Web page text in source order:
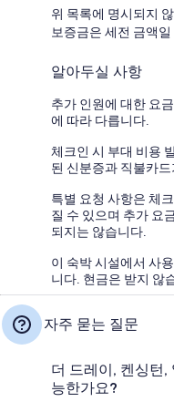
위 목록에 명시되지
보증금은 세전 금액
알아두실 사항
추가 인원에 대한 요
에 따라 다릅니다.
체크인 시 부대 비용
된 신분증과 직불카
특별 요청 사항은 체
질 수 있으며 추가 요
되지는 않습니다.
이 숙박 시설에서 사
니다. 현금은 받지 않
자주 묻는 질문
더 드레이, 켄싱턴,
능한가요?